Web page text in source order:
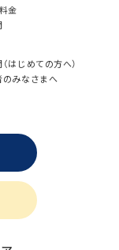
金
はじめての方へ）
みなさまへ